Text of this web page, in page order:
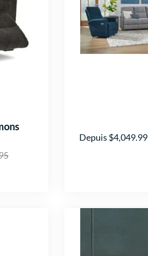
Depuis $4,049.99